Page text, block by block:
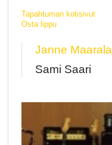
Tapahtuman kotisivut
Osta lippu
Janne Maarala
Sami Saari